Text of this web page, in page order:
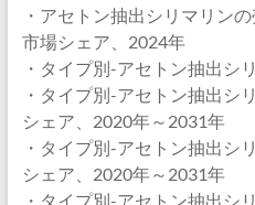
・アセトン抽出シリマリン
市場シェア、2024年
・タイプ別-アセトン抽出シ
・タイプ別-アセトン抽出シ
シェア、2020年～2031年
・タイプ別-アセトン抽出シ
シェア、2020年～2031年
・タイプ別-アセトン抽出シ